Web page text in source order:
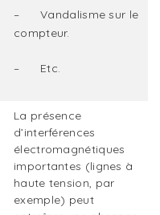
– Vandalisme sur le
compteur.
– Etc.
La présence
d’interférences
électromagnétiques
importantes (lignes à
haute tension, par
exemple) peut